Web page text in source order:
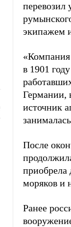
перевозил
экипажем
в 1901
Германии,
источник
После
приобрела
моряков и
Ранее